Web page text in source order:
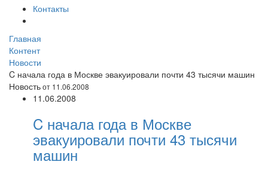
Контакты
Главная
Контент
Новости
C начала года в Москве эвакуировали почти 43 тысячи машин
Новостьот 11.06.2008
11.06.2008
C начала года в Москве
эвакуировали почти 43 тысячи
машин